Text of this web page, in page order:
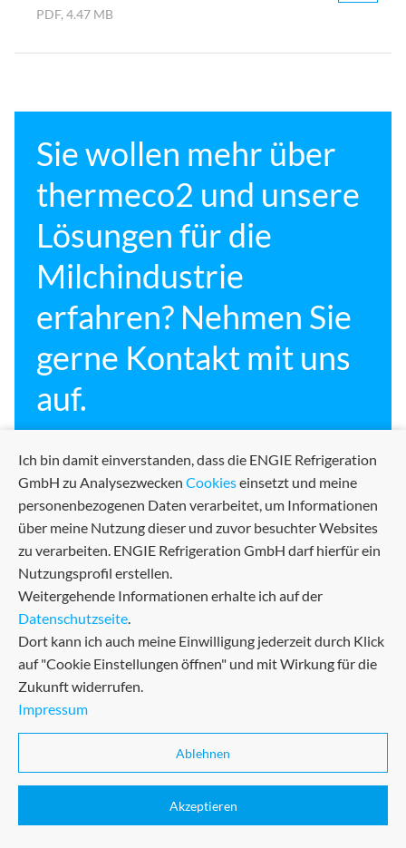
PDF, 4.47 MB
Sie wollen mehr über
thermeco2 und unsere
Lösungen für die
Milchindustrie
erfahren? Nehmen Sie
gerne Kontakt mit uns
auf.
Kontaktieren Sie uns gerne.
AGB
Zertifikate
Ich bin damit einverstanden, dass die ENGIE Refrigeration
GmbH zu Analysezwecken Cookieseinsetzt und meine
personenbezogenen Daten verarbeitet, um Informationen
über meine Nutzung dieser und zuvor besuchter Websites
zu verarbeiten. ENGIE Refrigeration GmbH darf hierfür ein
Nutzungsprofil erstellen.
Weitergehende Informationen erhalte ich auf der
Datenschutzseite.
Dort kann ich auch meine Einwilligung jederzeit durch Klick
auf "Cookie Einstellungen öffnen" und mit Wirkung für die
Zukunft widerrufen.
Impressum
Ablehnen
Akzeptieren